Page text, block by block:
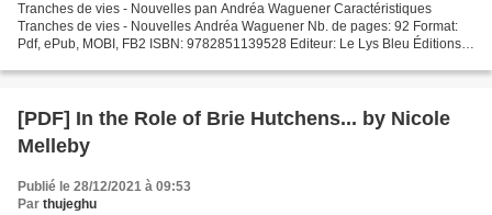
Tranches de vies - Nouvelles pan Andréa Waguener Caractéristiques
Tranches de vies - Nouvelles Andréa Waguener Nb. de pages: 92 Format:
Pdf, ePub, MOBI, FB2 ISBN: 9782851139528 Editeur: Le Lys Bleu Éditions
[PDF] In the Role of Brie Hutchens... by Nicole
Melleby
Publié le 28/12/2021 à 09:53
Par thujeghu